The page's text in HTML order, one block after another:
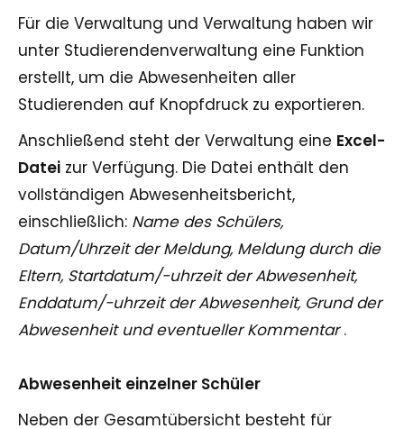
Für die Verwaltung und Verwaltung haben wir
unter Studierendenverwaltung eine Funktion
erstellt, um die Abwesenheiten aller
Studierenden auf Knopfdruck zu exportieren.
Anschließend steht der Verwaltung eine Excel-
Datei zur Verfügung. Die Datei enthält den
vollständigen Abwesenheitsbericht,
einschließlich: Name des Schülers,
Datum/Uhrzeit der Meldung, Meldung durch die
Eltern, Startdatum/-uhrzeit der Abwesenheit,
Enddatum/-uhrzeit der Abwesenheit, Grund der
Abwesenheit und eventueller Kommentar.
Abwesenheit einzelner Schüler
Neben der Gesamtübersicht besteht für